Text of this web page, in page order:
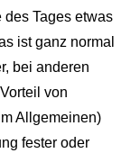
des Tages etwas
ist ganz normal
bei anderen
von
Allgemeinen)
fester oder